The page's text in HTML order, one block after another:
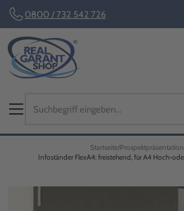
0800 / 732 542 726
Startseite
Infoständer FlexA4: freistehend, für A4 Hoch-